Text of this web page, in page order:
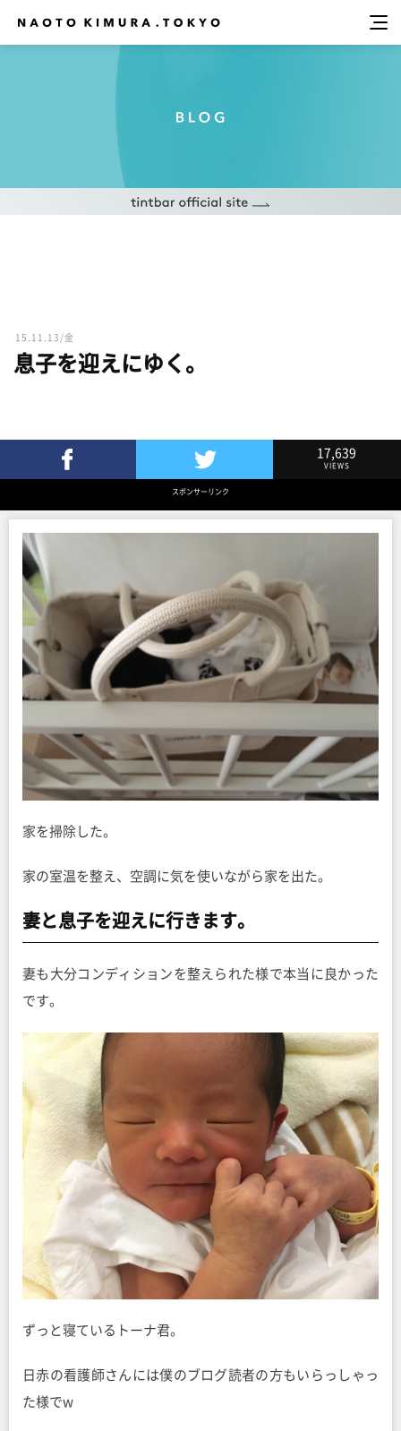
15.11.13/金
息子を迎えにゆく。
Twitterでツイート
17,639
VIEWS
スポンサーリンク
家を掃除した。
家の室温を整え、空調に気を使いながら家を出た。
妻と息子を迎えに行きます。
妻も大分コンディションを整えられた様で本当に良かった
です。
ずっと寝ているトーナ君。
日赤の看護師さんには僕のブログ読者の方もいらっしゃっ
た様でw